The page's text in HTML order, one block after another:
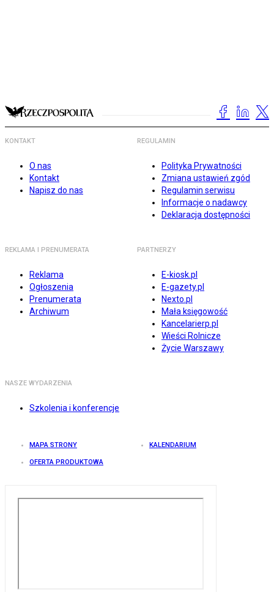
KONTAKT
O nas
Kontakt
Napisz do nas
REGULAMIN
Polityka Prywatności
Zmiana ustawień zgód
Regulamin serwisu
Informacje o nadawcy
Deklaracja dostępności
REKLAMA I PRENUMERATA
Reklama
Ogłoszenia
Prenumerata
Archiwum
PARTNERZY
E-kiosk.pl
E-gazety.pl
Nexto.pl
Mała księgowość
Kancelarierp.pl
Wieści Rolnicze
Życie Warszawy
NASZE WYDARZENIA
Szkolenia i konferencje
MAPA STRONY KALENDARIUM
OFERTA PRODUKTOWA